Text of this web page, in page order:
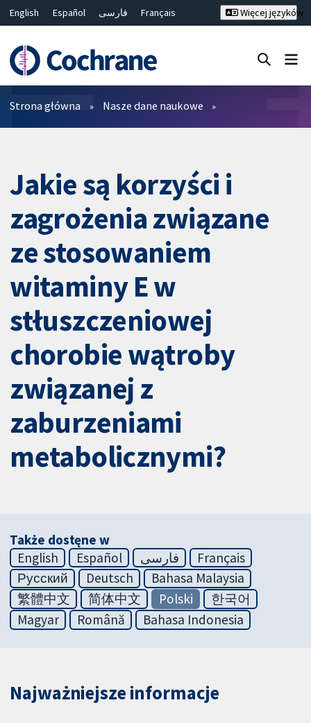
English Español فارسی
Français
Bahasa Malaysia
ไทย
繁體中文
简体中文
Więcej języków
Filtry
Strona główna Nasze dane naukowe
Jakie są korzyści i
zagrożenia związane
ze stosowaniem
witaminy E w
stłuszczeniowej
chorobie wątroby
związanej z
zaburzeniami
metabolicznymi?
Także dostęne w
English
Español فارسی
Français
Русский
Deutsch
Bahasa Malaysia
繁體中文
简体中文 Polski
한국어
Magyar
Română Bahasa Indonesia
Najważniejsze informacje